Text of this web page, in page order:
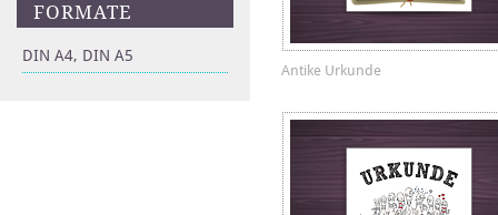
FORMATE
DIN A4, DIN A5
Antike Urkunde